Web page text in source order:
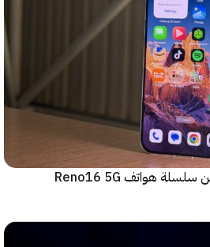
شركة Oppo تكشف النقاب عن سلسلة هواتف Reno16 5G